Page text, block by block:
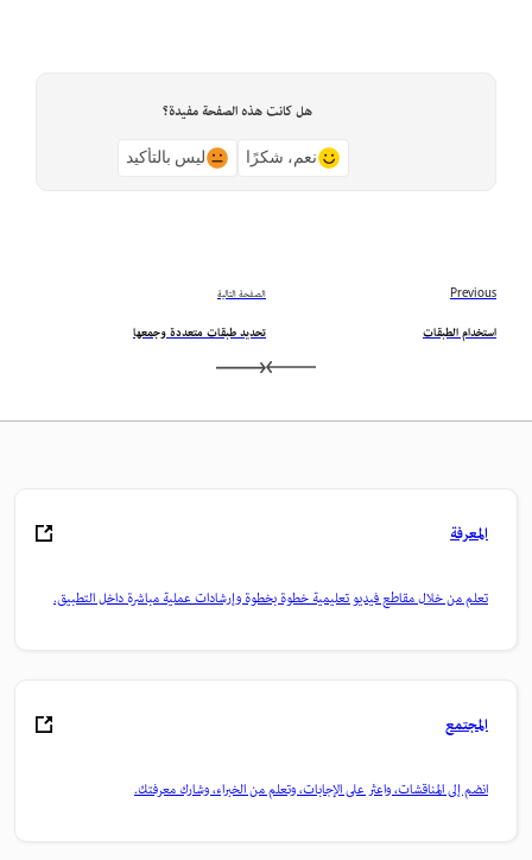
هل كانت هذه الصفحة مفيدة؟
نعم، شكرًا ليس بالتأكيد
Previous
استخدام الطبقات
الصفحة التالية
تحديد طبقات متعددة وجمعها
المعرفة
تعلم من خلال مقاطع فيديو تعليمية خطوة بخطوة وإرشادات عملية مباشرة داخل التطبيق.
المجتمع
انضم إلى المناقشات، واعثر على الإجابات، وتعلم من الخبراء، وشارك معرفتك.